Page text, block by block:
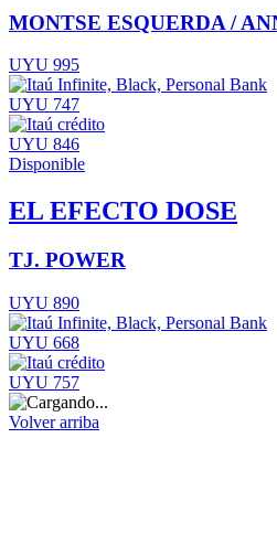
MONTSE ESQUERDA /
UYU 995
UYU 747
UYU 846
Disponible
EL EFECTO DOSE
TJ. POWER
UYU 890
UYU 668
UYU 757
Volver arriba